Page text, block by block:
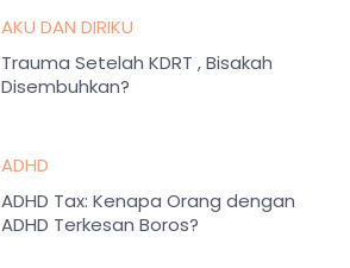
AKU DAN DIRIKU
Trauma Setelah KDRT , Bisakah
Disembuhkan?
ADHD
ADHD Tax: Kenapa Orang dengan
ADHD Terkesan Boros?